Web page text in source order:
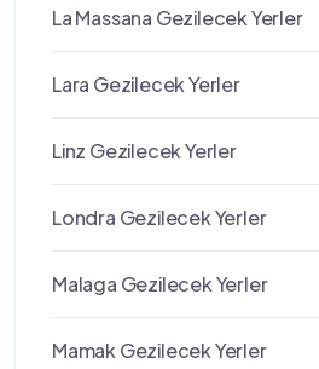
La Massana Gezilecek Yerler
Lara Gezilecek Yerler
Linz Gezilecek Yerler
Londra Gezilecek Yerler
Malaga Gezilecek Yerler
Mamak Gezilecek Yerler